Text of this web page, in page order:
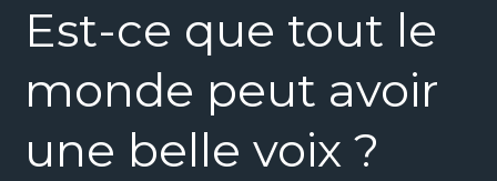
Est-ce que tout le
monde peut avoir
une belle voix ?